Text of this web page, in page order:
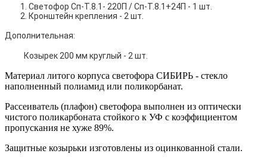
Светофор Сп-Т.8.1- 220П / Сп-Т.8.1+24П - 1 шт.
Кронштейн крепления - 2 шт.
Дополнительная:
Козырек 200 мм круглый - 2 шт.
Материал литого корпуса светофора СИБИРЬ - стекло
наполненный полиамид или поликорбанат.
Рассеиватель (плафон) светофора выполнен из оптически
чистого поликарбоната стойкого к УФ с коэффициентом
пропускания не хуже 89%.
Защитные козырьки изготовлены из оцинкованной стали.